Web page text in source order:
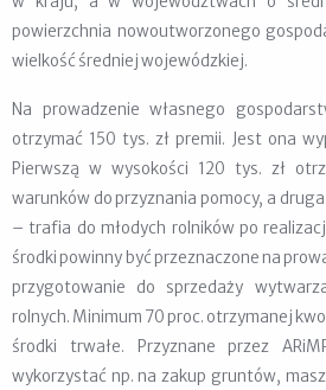
powierzchnia nowoutworzonego
wielkość średniej wojewódzkiej.
Na prowadzenie własnego
otrzymać 150 tys. zł premii. Jest ona
Pierwszą w wysokości 120 tys. zł
warunków do przyznania pomocy, a
– trafia do młodych rolników po
środki powinny być przeznaczone na
przygotowanie do sprzedaży
rolnych. Minimum 70 proc. otrzymanej
środki trwałe. Przyznane przez
wykorzystać np. na zakup gruntów,